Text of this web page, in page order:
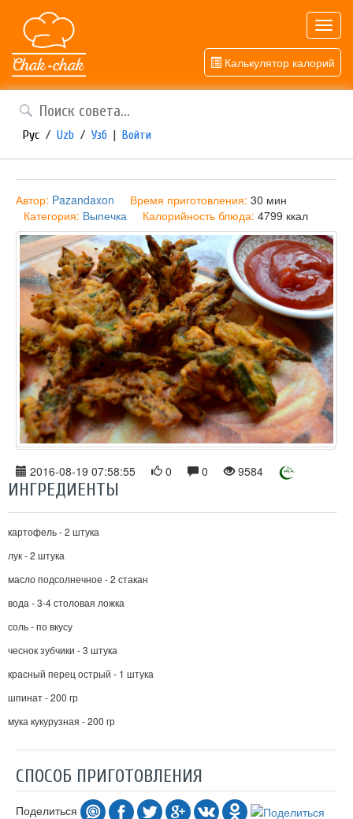
Калькулятор калорий
Рус / Uzb / Узб | Войти
Автор: Pazandaxon Время приготовления: 30 мин
Категория: Выпечка Калорийность блюда: 4799 ккал
2016-08-19 07:58:55 0 0 9584
ИНГРЕДИЕНТЫ
картофель - 2 штука
лук - 2 штука
масло подсолнечное - 2 стакан
вода - 3-4 столовая ложка
соль - по вкусу
чеснок зубчики - 3 штука
красный перец острый - 1 штука
шпинат - 200 гр
мука кукурузная - 200 гр
СПОСОБ ПРИГОТОВЛЕНИЯ
Поделиться